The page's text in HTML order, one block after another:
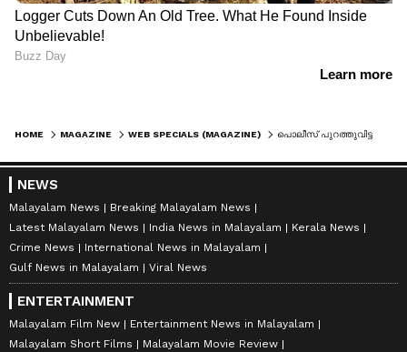
HOME MAGAZINE WEB SPECIALS (MAGAZINE)
NEWS
Malayalam News
Breaking Malayalam News
Latest Malayalam News
India News in Malayalam
Kerala News
Crime News
International News in Malayalam
Gulf News in Malayalam
Viral News
ENTERTAINMENT
Malayalam Film New
Entertainment News in Malayalam
Malayalam Short Films
Malayalam Movie Review